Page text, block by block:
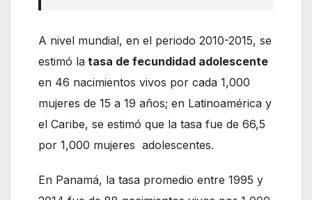
A nivel mundial, en el periodo 2010-2015, se
estimó la tasa de fecundidad adolescente
en 46 nacimientos vivos por cada 1,000
mujeres de 15 a 19 años; en Latinoamérica y
el Caribe, se estimó que la tasa fue de 66,5
por 1,000 mujeres adolescentes.
En Panamá, la tasa promedio entre 1995 y